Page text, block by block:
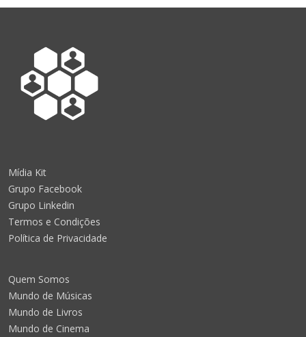
Mídia Kit
Grupo Facebook
Grupo Linkedin
Termos e Condições
Política de Privacidade
Quem Somos
Mundo de Músicas
Mundo de Livros
Mundo de Cinema